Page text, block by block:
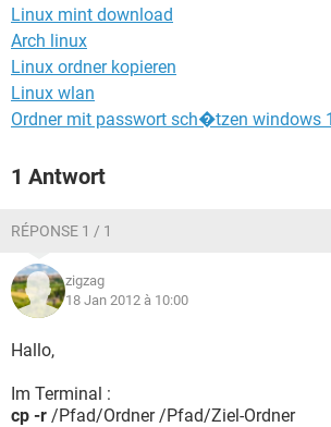
Linux mint download
Arch linux
Linux ordner kopieren
Linux wlan
Ordner mit passwort sch�tzen windows
1 Antwort
RÉPONSE 1 / 1
zigzag
18 Jan 2012 à 10:00
Hallo,
Im Terminal :
cp -r /Pfad/Ordner /Pfad/Ziel-Ordner